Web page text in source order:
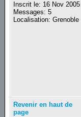
Inscrit le: 16 Nov 2005
Messages: 5
Localisation: Grenoble
Revenir en haut de
page